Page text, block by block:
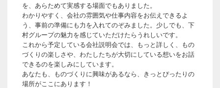
を、あらためて実感する場面でもありました。
わかりやすく、会社の雰囲気や仕事内容をお伝えできるよ
う、事前の準備にも力を入れてのぞみました。少しでも、下
村グループの魅力を感じていただけたらうれしいです。
これから予定している会社説明会では、もっと詳しく、もの
づくりの楽しさや、わたしたちが大切にしている想いをお話
できるのを楽しみにしています。
あなたも、ものづくりに興味があるなら、きっとぴったりの
場所がここにあります！